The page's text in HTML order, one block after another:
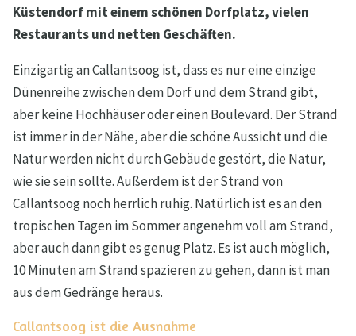
Küstendorf mit einem schönen Dorfplatz, vielen
Restaurants und netten Geschäften.
Einzigartig an Callantsoog ist, dass es nur eine einzige
Dünenreihe zwischen dem Dorf und dem Strand gibt,
aber keine Hochhäuser oder einen Boulevard. Der Strand
ist immer in der Nähe, aber die schöne Aussicht und die
Natur werden nicht durch Gebäude gestört, die Natur,
wie sie sein sollte. Außerdem ist der Strand von
Callantsoog noch herrlich ruhig. Natürlich ist es an den
tropischen Tagen im Sommer angenehm voll am Strand,
aber auch dann gibt es genug Platz. Es ist auch möglich,
10 Minuten am Strand spazieren zu gehen, dann ist man
aus dem Gedränge heraus.
Callantsoog ist die Ausnahme